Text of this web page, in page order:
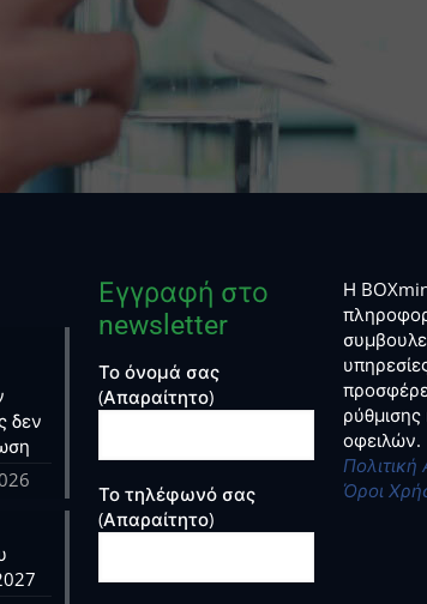
δεν
Εγγραφή στο
newsletter
Το όνομά σας
(Απαραίτητο)
Το τηλέφωνό σας
(Απαραίτητο)
Η
οφειλών.
Όροι